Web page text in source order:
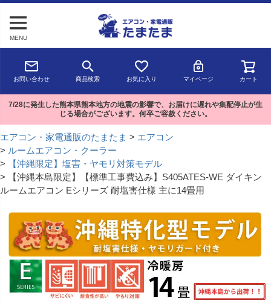
MENU
お問い合わせ 商品検索 お気に入り マイページ カート
7/28に発生した熊本県熊本地方の地震の影響で、お届けに遅れや集配停止が生
じる場合がございます。何卒ご容赦ください。
エアコン・家電通販のたまたま
エアコン
ルームエアコン・クーラー
【沖縄限定】塩害・ヤモリ対策モデル
【沖縄本島限定】【標準工事費込み】S405ATES-WE ダイキン
ルームエアコン Eシリーズ 耐塩害仕様 主に14畳用